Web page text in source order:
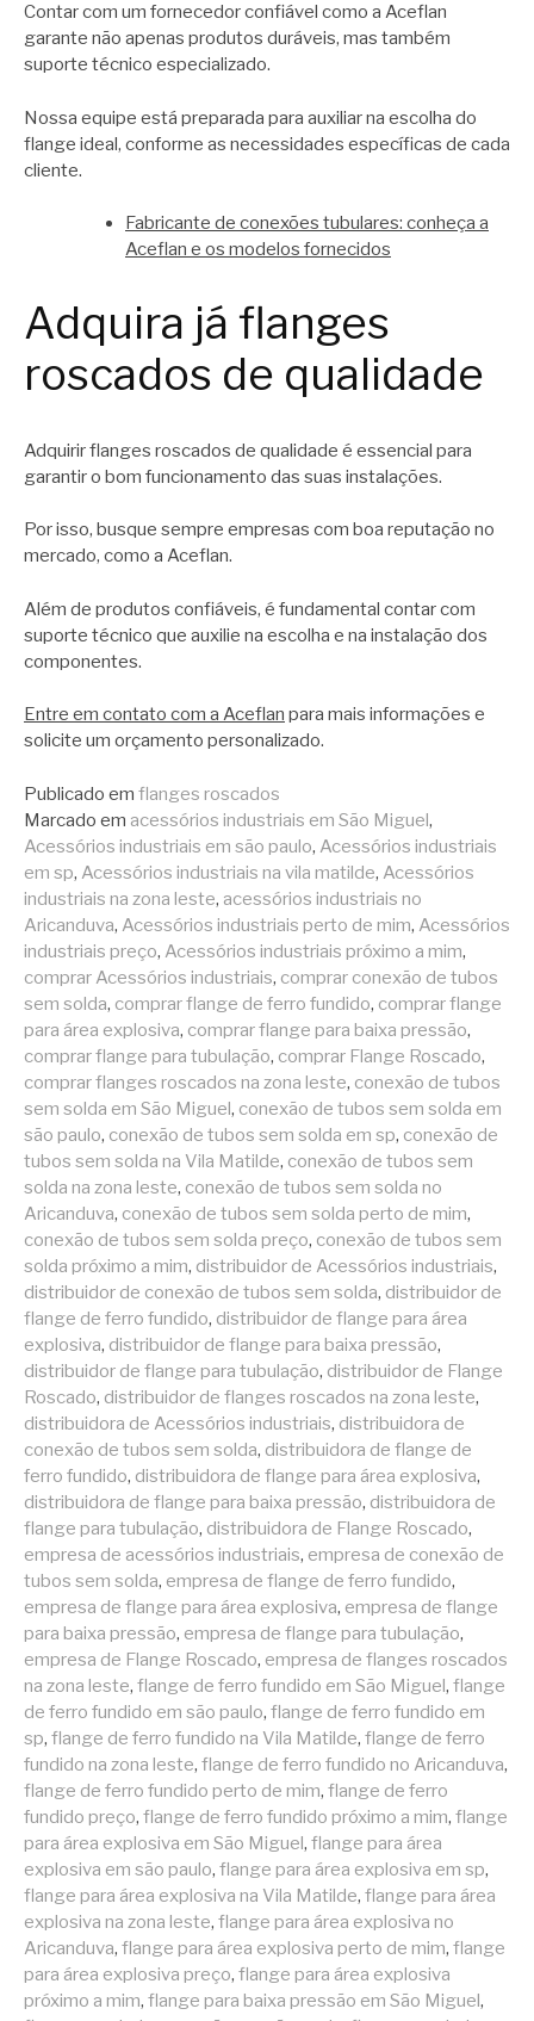
Contar com um fornecedor confiável como a Aceflan
garante não apenas produtos duráveis, mas também
suporte técnico especializado.
Nossa equipe está preparada para auxiliar na escolha do
flange ideal, conforme as necessidades específicas de cada
cliente.
Fabricante de conexões tubulares: conheça a
Aceflan e os modelos fornecidos
Adquira já flanges
roscados de qualidade
Adquirir flanges roscados de qualidade é essencial para
garantir o bom funcionamento das suas instalações.
Por isso, busque sempre empresas com boa reputação no
mercado, como a Aceflan.
Além de produtos confiáveis, é fundamental contar com
suporte técnico que auxilie na escolha e na instalação dos
componentes.
Entre em contato com a Aceflan para mais informações e
solicite um orçamento personalizado.
Publicado em flanges roscados
Marcado em acessórios industriais em São Miguel,
Acessórios industriais em são paulo, Acessórios industriais
em sp, Acessórios industriais na vila matilde, Acessórios
industriais na zona leste, acessórios industriais no
Aricanduva, Acessórios industriais perto de mim, Acessórios
industriais preço, Acessórios industriais próximo a mim,
comprar Acessórios industriais, comprar conexão de tubos
sem solda, comprar flange de ferro fundido, comprar flange
para área explosiva, comprar flange para baixa pressão,
comprar flange para tubulação, comprar Flange Roscado,
comprar flanges roscados na zona leste, conexão de tubos
sem solda em São Miguel, conexão de tubos sem solda em
são paulo, conexão de tubos sem solda em sp, conexão de
tubos sem solda na Vila Matilde, conexão de tubos sem
solda na zona leste, conexão de tubos sem solda no
Aricanduva, conexão de tubos sem solda perto de mim,
conexão de tubos sem solda preço, conexão de tubos sem
solda próximo a mim, distribuidor de Acessórios industriais,
distribuidor de conexão de tubos sem solda, distribuidor de
flange de ferro fundido, distribuidor de flange para área
explosiva, distribuidor de flange para baixa pressão,
distribuidor de flange para tubulação, distribuidor de Flange
Roscado, distribuidor de flanges roscados na zona leste,
distribuidora de Acessórios industriais, distribuidora de
conexão de tubos sem solda, distribuidora de flange de
ferro fundido, distribuidora de flange para área explosiva,
distribuidora de flange para baixa pressão, distribuidora de
flange para tubulação, distribuidora de Flange Roscado,
empresa de acessórios industriais, empresa de conexão de
tubos sem solda, empresa de flange de ferro fundido,
empresa de flange para área explosiva, empresa de flange
para baixa pressão, empresa de flange para tubulação,
empresa de Flange Roscado, empresa de flanges roscados
na zona leste, flange de ferro fundido em São Miguel, flange
de ferro fundido em são paulo, flange de ferro fundido em
sp, flange de ferro fundido na Vila Matilde, flange de ferro
fundido na zona leste, flange de ferro fundido no Aricanduva,
flange de ferro fundido perto de mim, flange de ferro
fundido preço, flange de ferro fundido próximo a mim, flange
para área explosiva em São Miguel, flange para área
explosiva em são paulo, flange para área explosiva em sp,
flange para área explosiva na Vila Matilde, flange para área
explosiva na zona leste, flange para área explosiva no
Aricanduva, flange para área explosiva perto de mim, flange
para área explosiva preço, flange para área explosiva
próximo a mim, flange para baixa pressão em São Miguel,